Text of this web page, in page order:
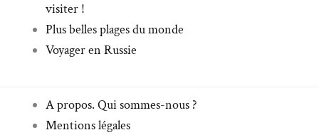
visiter !
Plus belles plages du monde
Voyager en Russie
A propos. Qui sommes-nous ?
Mentions légales